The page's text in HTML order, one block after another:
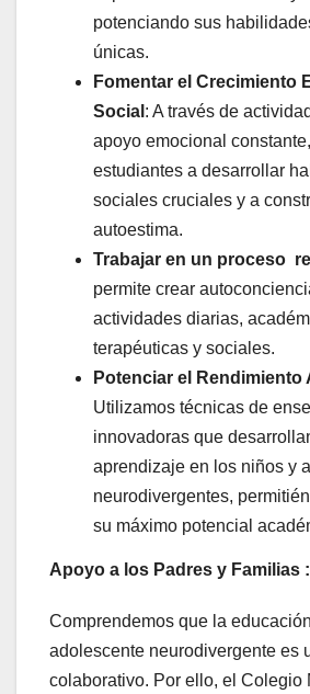
potenciando sus
únicas.
Fomentar el Crecimiento
Social : A través de
apoyo emocional
estudiantes a desarrollar
sociales cruciales y a
autoestima.
Trabajar en un proceso
permite crear
actividades diarias,
terapéuticas y sociales.
Potenciar el Rendimiento
Utilizamos técnicas de
innovadoras que
aprendizaje en los niños y
neurodivergentes,
su máximo potencial
Apoyo a los Padres y Familias :
Comprendemos que la
adolescente neurodivergente es
colaborativo. Por ello, el Colegio